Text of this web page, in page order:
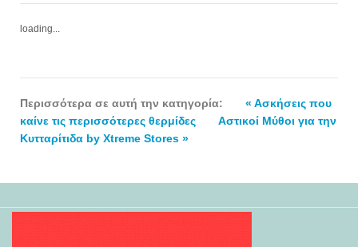
loading...
Περισσότερα σε αυτή την κατηγορία:
« Ασκήσεις που
καίνε τις περισσότερες θερμίδες
Αστικοί Μύθοι για την
Κυτταρίτιδα by Xtreme Stores »